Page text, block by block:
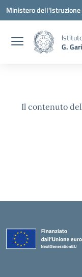
Vai ai contenuti
Vai al menu di
Vai al footer
Ministero
G.
Il contenuto